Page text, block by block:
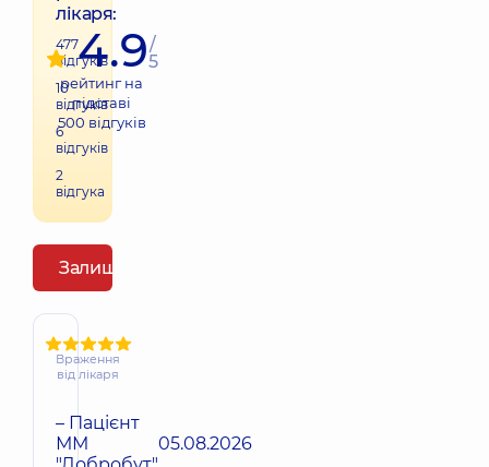
лікаря:
477
відгуків
10
відгуків
6
відгуків
2
відгука
4.9/
5
рейтинг на
підставі
500 відгуків
Залишити відгук
Враження
від лікаря
– Пацієнт
ММ
05.08.2026